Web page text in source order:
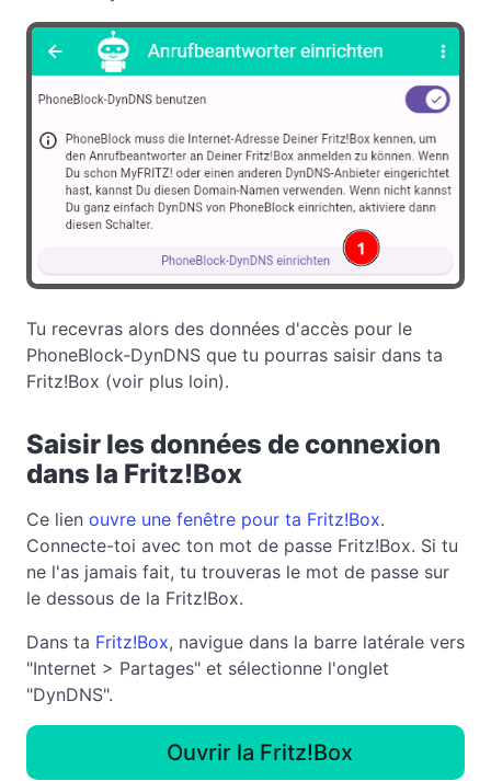
Tu recevras alors des données d'accès pour le
PhoneBlock-DynDNS que tu pourras saisir dans ta
Fritz!Box (voir plus loin).
Saisir les données de connexion
dans la Fritz!Box
Ce lien ouvre une fenêtre pour ta Fritz!Box.
Connecte-toi avec ton mot de passe Fritz!Box. Si tu
ne l'as jamais fait, tu trouveras le mot de passe sur
le dessous de la Fritz!Box.
Dans ta Fritz!Box, navigue dans la barre latérale vers
"Internet > Partages" et sélectionne l'onglet
"DynDNS".
Ouvrir la Fritz!Box